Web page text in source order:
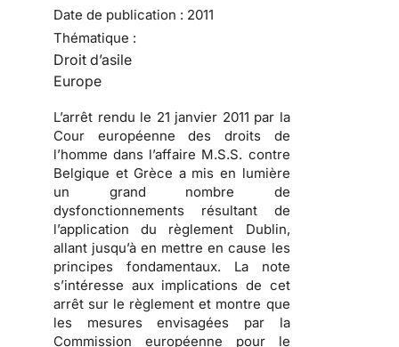
Date de publication : 2011
Thématique :
Droit d’asile
Europe
L’arrêt rendu le 21 janvier 2011 par la
Cour européenne des droits de
l’homme dans l’affaire M.S.S. contre
Belgique et Grèce a mis en lumière
un grand nombre de
dysfonctionnements résultant de
l’application du règlement Dublin,
allant jusqu’à en mettre en cause les
principes fondamentaux. La note
s’intéresse aux implications de cet
arrêt sur le règlement et montre que
les mesures envisagées par la
Commission européenne pour le